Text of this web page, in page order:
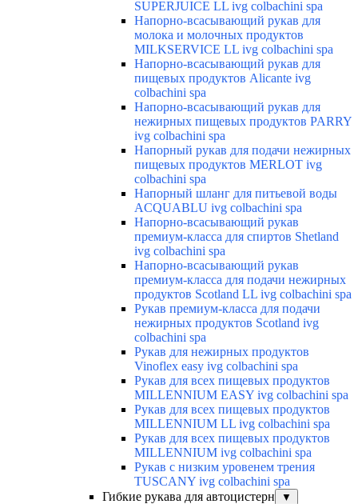
SUPERJUICE LL ivg colbachini spa
Напорно-всасывающий рукав для
молока и молочных продуктов
MILKSERVICE LL ivg colbachini spa
Напорно-всасывающий рукав для
пищевых продуктов Alicante ivg
colbachini spa
Напорно-всасывающий рукав для
нежирных пищевых продуктов PARRY
ivg colbachini spa
Напорный рукав для подачи нежирных
пищевых продуктов MERLOT ivg
colbachini spa
Напорный шланг для питьевой воды
ACQUABLU ivg colbachini spa
Напорно-всасывающий рукав
премиум-класса для спиртов Shetland
ivg colbachini spa
Напорно-всасывающий рукав
премиум-класса для подачи нежирных
продуктов Scotland LL ivg colbachini spa
Рукав премиум-класса для подачи
нежирных продуктов Scotland ivg
colbachini spa
Рукав для нежирных продуктов
Vinoflex easy ivg colbachini spa
Рукав для всех пищевых продуктов
MILLENNIUM EASY ivg colbachini spa
Рукав для всех пищевых продуктов
MILLENNIUM LL ivg colbachini spa
Рукав для всех пищевых продуктов
MILLENNIUM ivg colbachini spa
Рукав с низким уровенем трения
TUSCANY ivg colbachini spa
Гибкие рукава для автоцистерн
▼